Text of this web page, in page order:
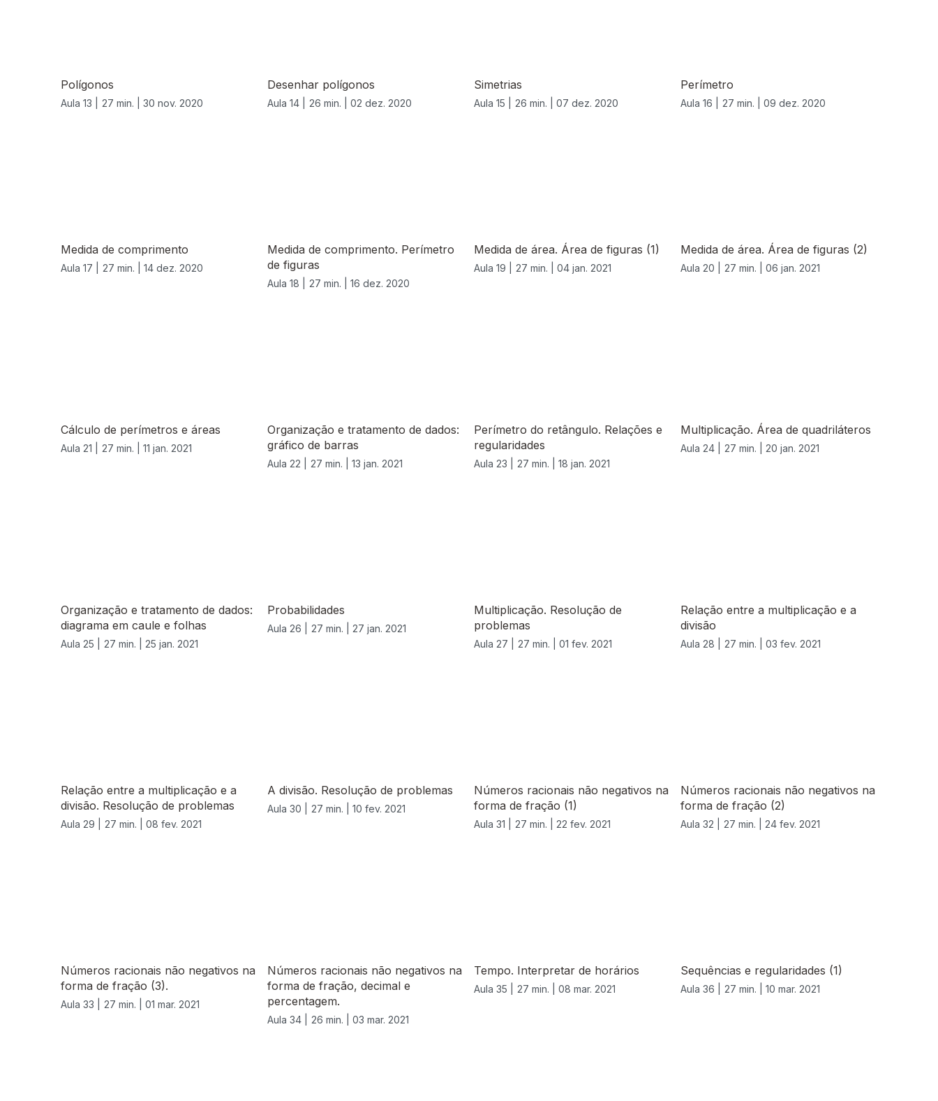
Polígonos
Aula 13 | 27 min. | 30 nov. 2020
Desenhar polígonos
Aula 14 | 26 min. | 02 dez. 2020
Simetrias
Aula 15 | 26 min. | 07 dez. 2020
Perímetro
Aula 16 | 27 min. | 09 dez. 2020
Medida de comprimento
Aula 17 | 27 min. | 14 dez. 2020
Medida de comprimento. Perímetro
de figuras
Aula 18 | 27 min. | 16 dez. 2020
Medida de área. Área de figuras (1)
Aula 19 | 27 min. | 04 jan. 2021
Medida de área. Área de figuras (2)
Aula 20 | 27 min. | 06 jan. 2021
Cálculo de perímetros e áreas
Aula 21 | 27 min. | 11 jan. 2021
Organização e tratamento de dados:
gráfico de barras
Aula 22 | 27 min. | 13 jan. 2021
Perímetro do retângulo. Relações e
regularidades
Aula 23 | 27 min. | 18 jan. 2021
Multiplicação. Área de quadriláteros
Aula 24 | 27 min. | 20 jan. 2021
Organização e tratamento de dados:
diagrama em caule e folhas
Aula 25 | 27 min. | 25 jan. 2021
Probabilidades
Aula 26 | 27 min. | 27 jan. 2021
Multiplicação. Resolução de
problemas
Aula 27 | 27 min. | 01 fev. 2021
Relação entre a multiplicação e a
divisão
Aula 28 | 27 min. | 03 fev. 2021
Relação entre a multiplicação e a
divisão. Resolução de problemas
Aula 29 | 27 min. | 08 fev. 2021
A divisão. Resolução de problemas
Aula 30 | 27 min. | 10 fev. 2021
Números racionais não negativos na
forma de fração (1)
Aula 31 | 27 min. | 22 fev. 2021
Números racionais não negativos na
forma de fração (2)
Aula 32 | 27 min. | 24 fev. 2021
Números racionais não negativos na
forma de fração (3).
Aula 33 | 27 min. | 01 mar. 2021
Números racionais não negativos na
forma de fração, decimal e
percentagem.
Aula 34 | 26 min. | 03 mar. 2021
Tempo. Interpretar de horários
Aula 35 | 27 min. | 08 mar. 2021
Sequências e regularidades (1)
Aula 36 | 27 min. | 10 mar. 2021